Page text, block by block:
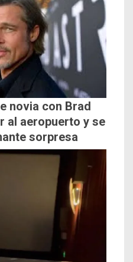
novia con Brad
al aeropuerto y se
sorpresa